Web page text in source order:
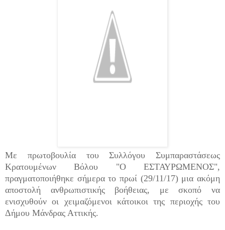
Με πρωτοβουλία του Συλλόγου Συμπαραστάσεως
Κρατουμένων Βόλου "Ο ΕΣΤΑΥΡΩΜΕΝΟΣ",
πραγματοποιήθηκε σήμερα το πρωί (29/11/17) μια ακόμη
αποστολή ανθρωπιστικής βοήθειας, με σκοπό να
ενισχυθούν οι χειμαζόμενοι κάτοικοι της περιοχής του
Δήμου Μάνδρας Αττικής.